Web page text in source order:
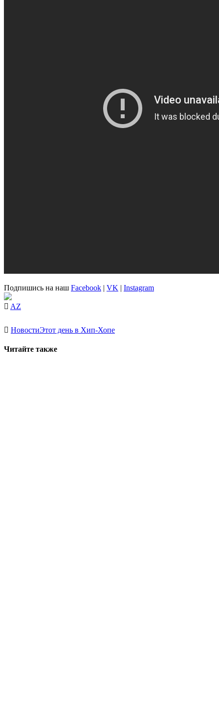
Подпишись на наш Facebook | VK | Instagram
AZ
НовостиЭтот день в Хип-Хопе
Читайте также